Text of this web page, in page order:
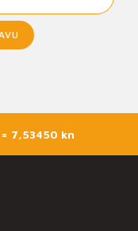
7,53450 kn